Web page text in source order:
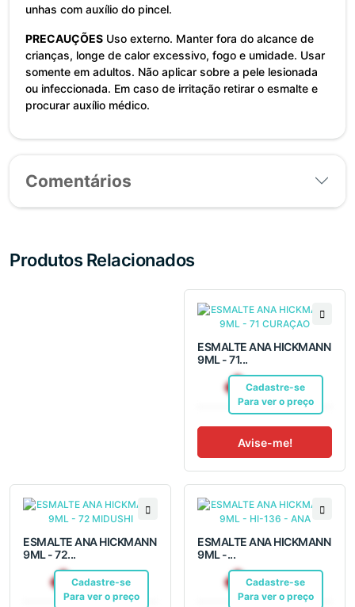
unhas com auxílio do pincel.
PRECAUÇÕES Uso externo. Manter fora do alcance de
crianças, longe de calor excessivo, fogo e umidade. Usar
somente em adultos. Não aplicar sobre a pele lesionada
ou infeccionada. Em caso de irritação retirar o esmalte e
procurar auxílio médico.
Comentários
Produtos Relacionados
ESMALTE ANA HICKMANN
9ML - 71...
Cadastre-se
Para ver o preço
R$ 7,04Pix
Avise-me!
ESMALTE ANA HICKMANN
9ML - 72...
Cadastre-se
Para ver o preço
R$ 7,04Pix
ESMALTE ANA HICKMANN
9ML -...
Cadastre-se
Para ver o preço
R$ 7,50Pix